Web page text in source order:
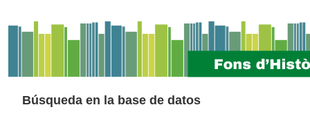
Búsqueda en la base de datos